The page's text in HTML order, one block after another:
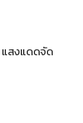
แสงแดดจัด